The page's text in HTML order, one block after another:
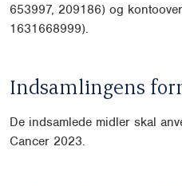
653997, 209186) og
1631668999).
Indsamlingens
De indsamlede midler skal
Cancer 2023.